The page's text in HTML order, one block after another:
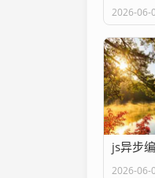
2026-06-
2026-06-